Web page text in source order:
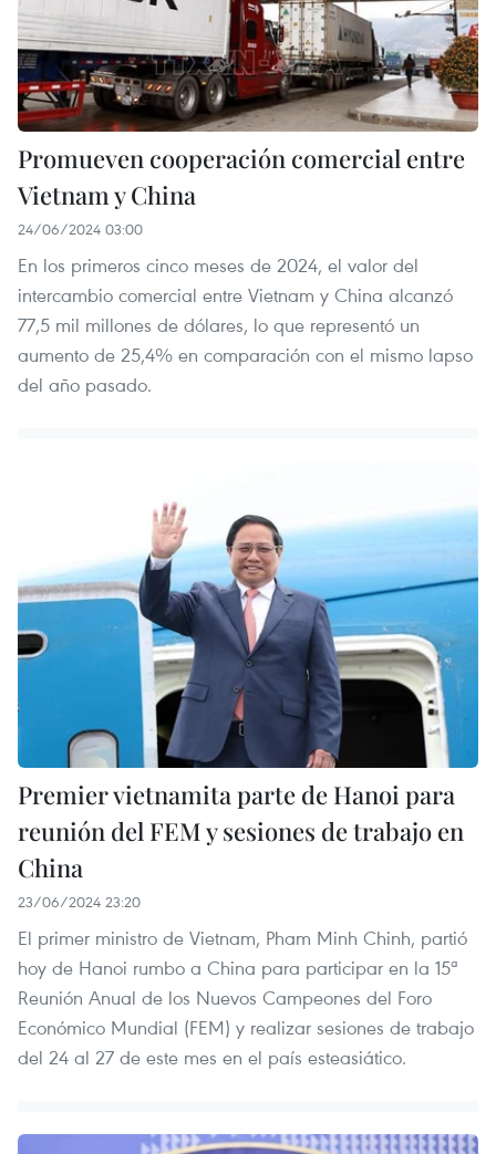
Promueven cooperación comercial entre
Vietnam y China
24/06/2024 03:00
En los primeros cinco meses de 2024, el valor del
intercambio comercial entre Vietnam y China alcanzó
77,5 mil millones de dólares, lo que representó un
aumento de 25,4% en comparación con el mismo lapso
del año pasado.
Premier vietnamita parte de Hanoi para
reunión del FEM y sesiones de trabajo en
China
23/06/2024 23:20
El primer ministro de Vietnam, Pham Minh Chinh, partió
hoy de Hanoi rumbo a China para participar en la 15ª
Reunión Anual de los Nuevos Campeones del Foro
Económico Mundial (FEM) y realizar sesiones de trabajo
del 24 al 27 de este mes en el país esteasiático.